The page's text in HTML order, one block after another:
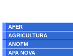
/home/eformulare.ro/
AFER
AGRICULTURA
ANOFM
APA NOVA